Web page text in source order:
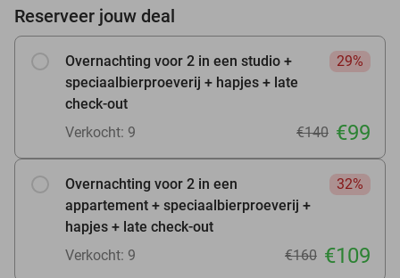
Reserveer jouw deal
Overnachting voor 2 in een studio +
speciaalbierproeverij + hapjes + late
check-out
29%
Verkocht: 9 €140 €99
Overnachting voor 2 in een
appartement + speciaalbierproeverij +
hapjes + late check-out
32%
Verkocht: 9 €160 €109